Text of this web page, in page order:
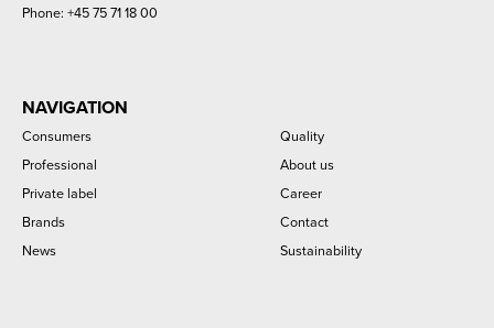
Phone: +45 75 71 18 00
NAVIGATION
Consumers
Professional
Private label
Brands
News
Quality
About us
Career
Contact
Sustainability